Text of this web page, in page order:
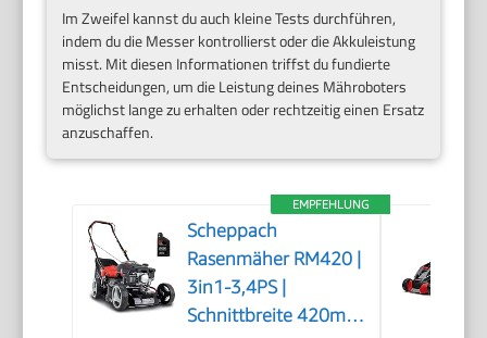
Im Zweifel kannst du auch kleine Tests durchführen,
indem du die Messer kontrollierst oder die Akkuleistung
misst. Mit diesen Informationen triffst du fundierte
Entscheidungen, um die Leistung deines Mähroboters
möglichst lange zu erhalten oder rechtzeitig einen Ersatz
anzuschaffen.
EMPFEHLUNG
Scheppach
Rasenmäher RM420 |
3in1-3,4PS |
Schnittbreite 420mm